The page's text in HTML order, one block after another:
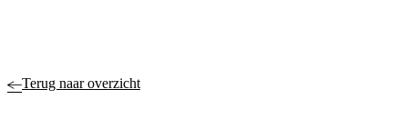
Terug naar overzicht